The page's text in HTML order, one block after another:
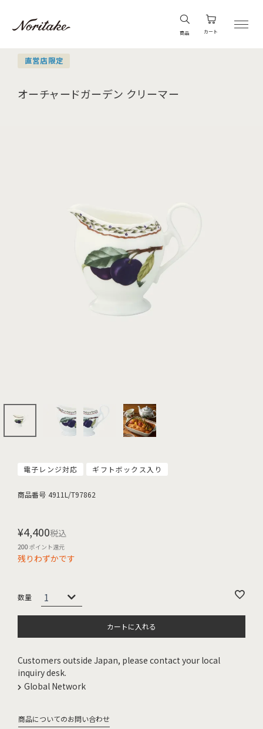
商品 カート
直営店限定
オーチャードガーデン クリーマー
電子レンジ対応 ギフトボックス入り
商品番号 4911L/T97862
¥4,400税込
200ポイント還元
残りわずかです
カートに入れる
Customers outside Japan, please contact your local
inquiry desk.
Global Network
商品についてのお問い合わせ